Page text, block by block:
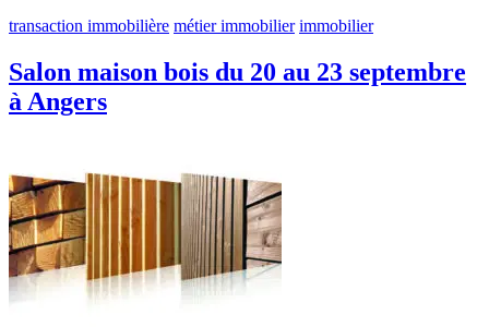
transaction immobilière métier immobilier immobilier
Salon maison bois du 20 au 23 septembre
à Angers